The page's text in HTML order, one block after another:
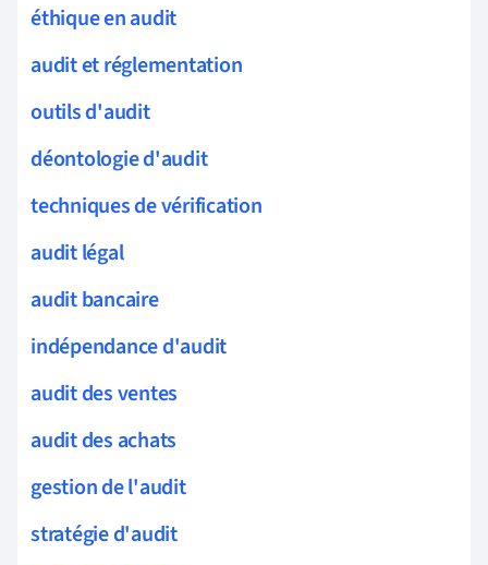
éthique en audit
audit et réglementation
outils d'audit
déontologie d'audit
techniques de vérification
audit légal
audit bancaire
indépendance d'audit
audit des ventes
audit des achats
gestion de l'audit
stratégie d'audit